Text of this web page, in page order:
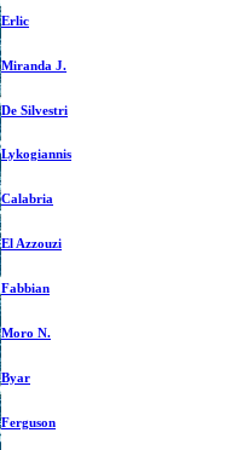
Erlic
Miranda J.
De Silvestri
Lykogiannis
Calabria
El Azzouzi
Fabbian
Moro N.
Byar
Ferguson